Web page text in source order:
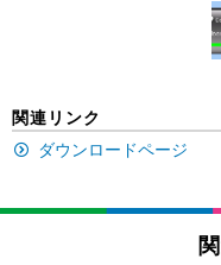
[EdoErgo]
い 跳ね上
キング pc
SIHOO
￥27,999
EIZO ビジ
EV3240X-
EIZO ビジ
Amazon
回使い捨
Amazon
￥3,234
関連リンク
ダウンロードページ